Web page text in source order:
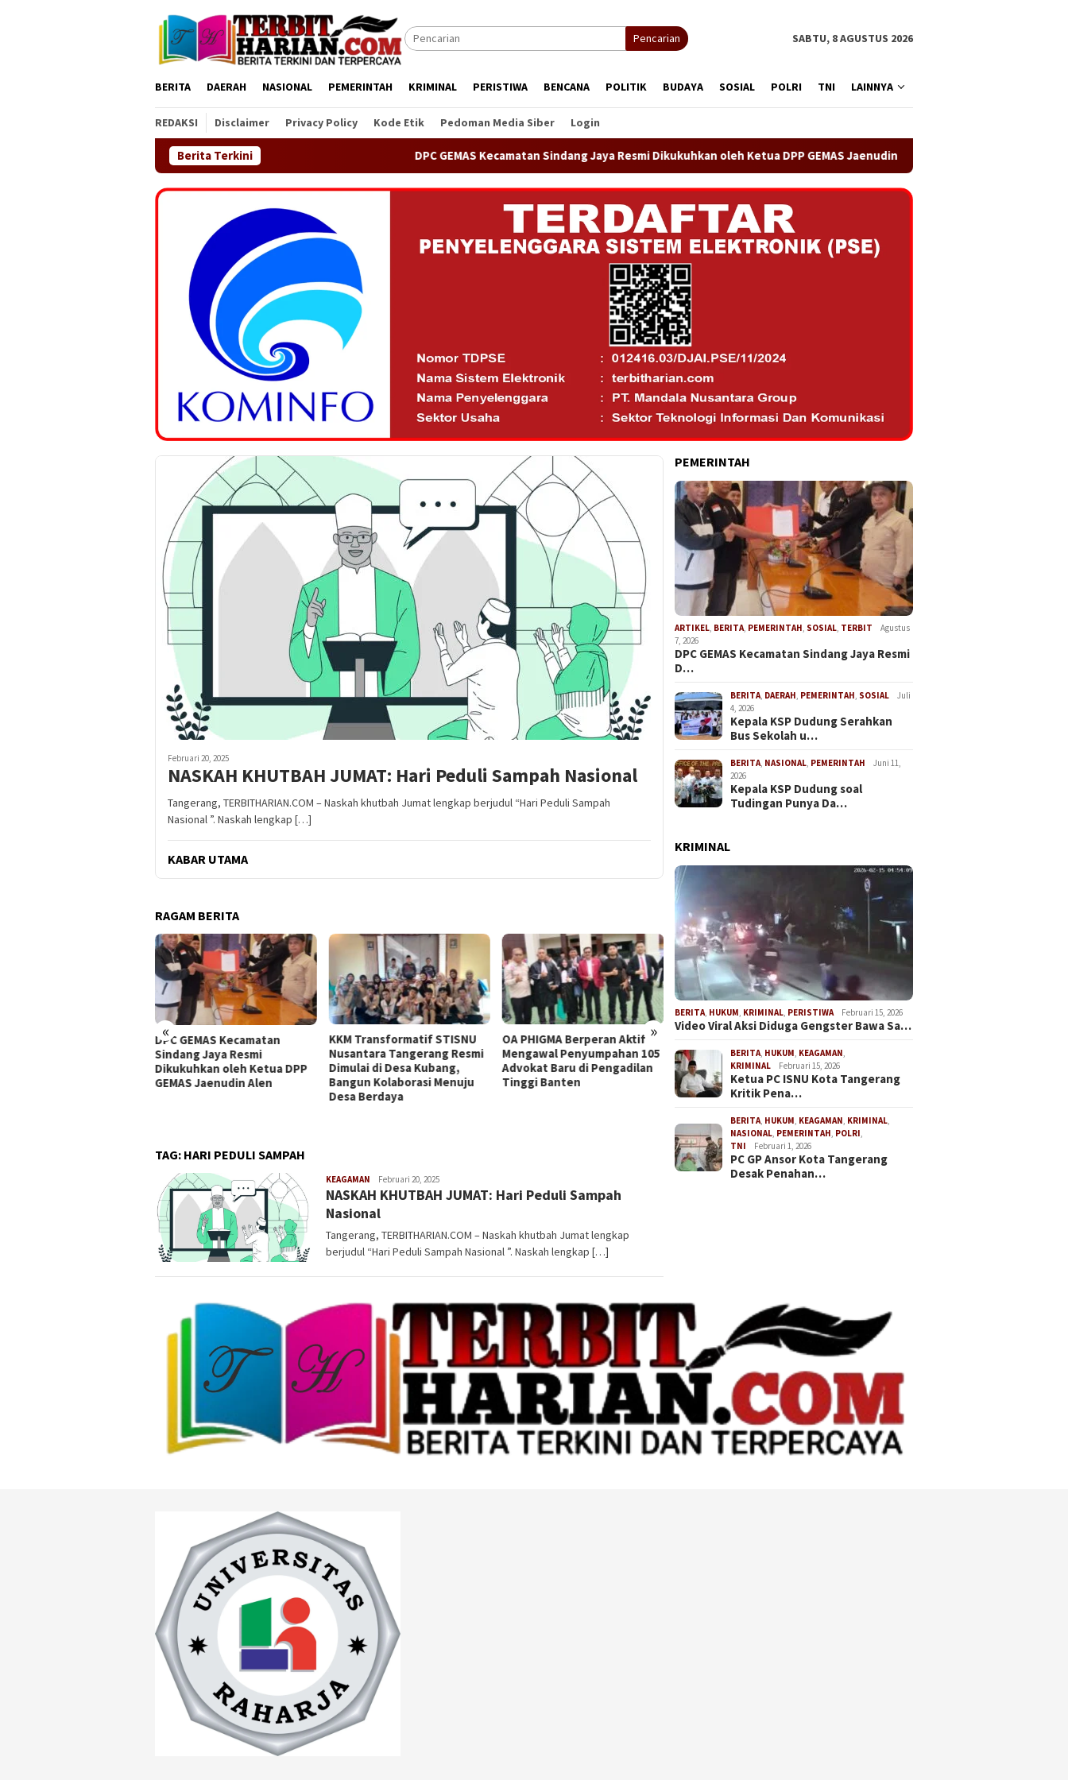
Pencarian SABTU, 8 AGUSTUS 2026
BERITA DAERAH NASIONAL PEMERINTAH KRIMINAL PERISTIWA BENCANA POLITIK BUDAYA SOSIAL POLRI TNI LAINNYA
REDAKSI Disclaimer Privacy Policy Kode Etik Pedoman Media Siber Login
Berita Terkini DPC GEMAS Kecamatan Sindang Jaya Resmi Dikukuhkan oleh Ketua DPP GEMAS Jaenudin Alen OA PHIGMA Siap Bersinergi
Februari 20, 2025
NASKAH KHUTBAH JUMAT: Hari Peduli Sampah Nasional
Tangerang, TERBITHARIAN.COM – Naskah khutbah Jumat lengkap berjudul “Hari Peduli Sampah
Nasional ”. Naskah lengkap […]
KABAR UTAMA
RAGAM BERITA
« »
KKM Transformatif STISNU
Nusantara Tangerang Resmi
Dimulai di Desa Kubang,
Bangun Kolaborasi Menuju
OA PHIGMA Berperan Aktif
Mengawal Penyumpahan 105
Advokat Baru di Pengadilan
Tinggi Banten
DPD LPK RI DKI Jakarta
Audiensi dengan Ketua
Umum LPK RI Bahas
Penguatan Sinergi
Persiapan Penyumpahan
Advokat di Pengadilan Tinggi
Banten, Perkuat Komitmen
Mewujudkan Advokat
GEMAS Jaenudin Alen
TAG: HARI PEDULI SAMPAH
KEAGAMAN Ahmad
Suhendra
Februari 20, 2025
NASKAH KHUTBAH JUMAT: Hari Peduli Sampah
Nasional
Tangerang, TERBITHARIAN.COM – Naskah khutbah Jumat lengkap
berjudul “Hari Peduli Sampah Nasional ”. Naskah lengkap […]
PEMERINTAH
ARTIKEL BERITA PEMERINTAH SOSIAL TERBIT
Agustus
7, 2026
DPC GEMAS Kecamatan Sindang Jaya Resmi
D…
BERITA DAERAH PEMERINTAH SOSIAL
Juli
4, 2026
Kepala KSP Dudung Serahkan
Bus Sekolah u…
BERITA NASIONAL PEMERINTAH
Juni 11,
2026
Kepala KSP Dudung soal
Tudingan Punya Da…
KRIMINAL
BERITA HUKUM KRIMINAL PERISTIWA Februari 15, 2026
Video Viral Aksi Diduga Gengster Bawa Sa…
BERITA HUKUM KEAGAMAN
KRIMINAL
Februari 15, 2026
Ketua PC ISNU Kota Tangerang
Kritik Pena…
BERITA HUKUM KEAGAMAN KRIMINAL
NASIONAL PEMERINTAH POLRI
TNI
Februari 1, 2026
PC GP Ansor Kota Tangerang
Desak Penahan…